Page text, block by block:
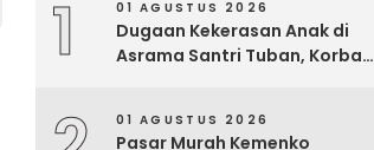
1 01 AGUSTUS 2026
Dugaan Kekerasan Anak di
Asrama Santri Tuban, Korban
01 AGUSTUS 2026
Pasar Murah Kemenko